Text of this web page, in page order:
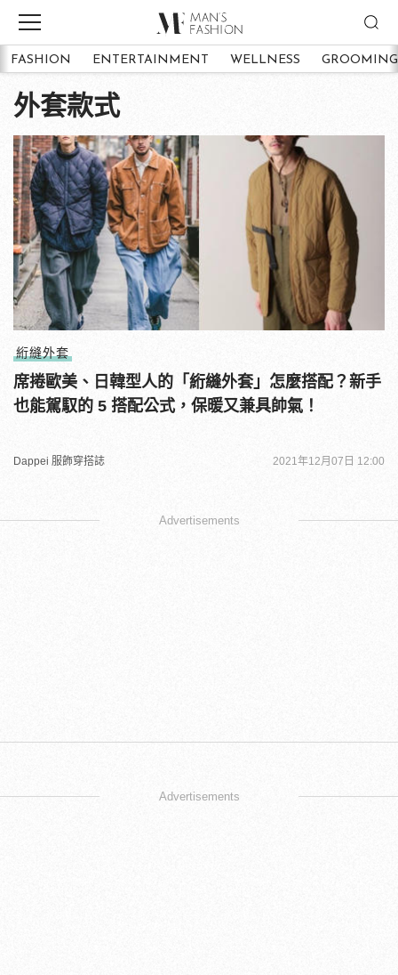
FASHION ENTERTAINMENT WELLNESS GROOMING
外套款式
絎縫外套
席捲歐美、日韓型人的「絎縫外套」怎麼搭配？新手
也能駕馭的 5 搭配公式，保暖又兼具帥氣！
Dappei 服飾穿搭誌 2021年12月07日 12:00
Advertisements
Advertisements